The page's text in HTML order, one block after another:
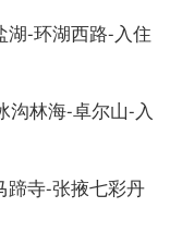
湖-环湖西路-入住
沟林海-卓尔山-入
蹄寺-张掖七彩丹